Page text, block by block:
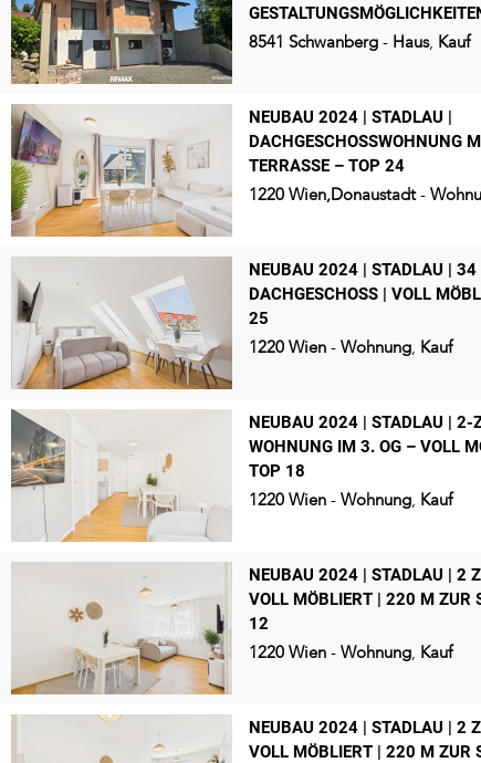
8541 Schwanberg - Haus, Kauf
NEUBAU 2024 | STADLAU |
DACHGESCHOSSWOHNUNG
TERRASSE – TOP 24
1220 Wien,Donaustadt -
NEUBAU 2024 | STADLAU | 34
DACHGESCHOSS | VOLL
25
1220 Wien - Wohnung, Kauf
NEUBAU 2024 | STADLAU | 2-
WOHNUNG IM 3. OG – VOLL
TOP 18
1220 Wien - Wohnung, Kauf
NEUBAU 2024 | STADLAU | 2
VOLL MÖBLIERT | 220 M ZUR
12
1220 Wien - Wohnung, Kauf
NEUBAU 2024 | STADLAU | 2
VOLL MÖBLIERT | 220 M ZUR